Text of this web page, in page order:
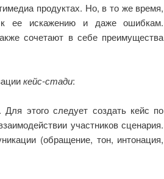
продуктах. Но, в то же время,
к ее искажению и даже ошибкам.
сочетают в себе преимущества
кейс-стади:
Для этого следует создать кейс по
участников сценария.
(обращение, тон, интонация,